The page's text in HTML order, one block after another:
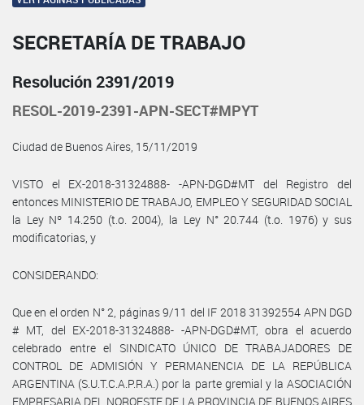
SECRETARÍA DE TRABAJO
Resolución 2391/2019
RESOL-2019-2391-APN-SECT#MPYT
Ciudad de Buenos Aires, 15/11/2019
VISTO el EX-2018-31324888- -APN-DGD#MT del Registro del
entonces MINISTERIO DE TRABAJO, EMPLEO Y SEGURIDAD SOCIAL
la Ley Nº 14.250 (t.o. 2004), la Ley N° 20.744 (t.o. 1976) y sus
modificatorias, y
CONSIDERANDO:
Que en el orden N° 2, páginas 9/11 del IF 2018 31392554 APN DGD
# MT, del EX-2018-31324888- -APN-DGD#MT, obra el acuerdo
celebrado entre el SINDICATO ÚNICO DE TRABAJADORES DE
CONTROL DE ADMISIÓN Y PERMANENCIA DE LA REPÚBLICA
ARGENTINA (S.U.T.C.A.P.R.A.) por la parte gremial y la ASOCIACIÓN
EMPRESARIA DEL NOROESTE DE LA PROVINCIA DE BUENOS AIRES